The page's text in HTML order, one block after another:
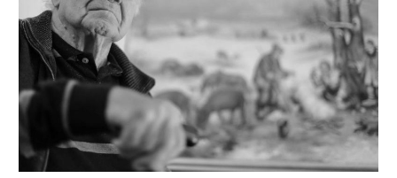
Kovačić
(1935.
2026.)